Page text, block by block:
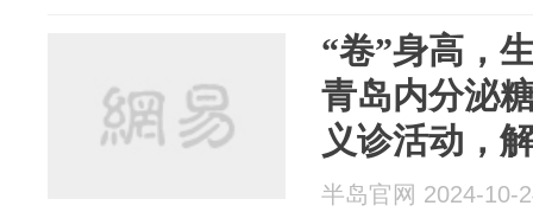
“卷”身高，
青岛内分泌
义诊活动，
半岛官网 2024-10-